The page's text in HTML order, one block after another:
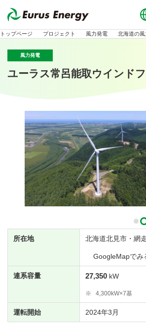
Globalお問い合わせメニュー
トップページ プロジェクト 風力発電 北海道の
風力発電
ユーラス常呂能取ウインド
所在地 北海道北見市・網
GoogleMapでみ
連系容量 27,350 kW
※ 4,300kW×7基
運転開始 2024年3月